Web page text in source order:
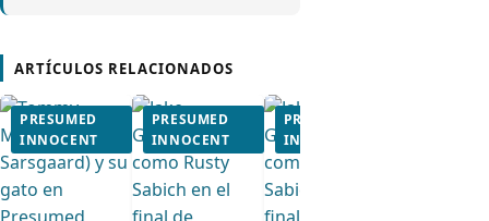
ARTÍCULOS RELACIONADOS
PRESUMED
INNOCENT
PRESUMED
INNOCENT
PRESUMED
INNOCENT